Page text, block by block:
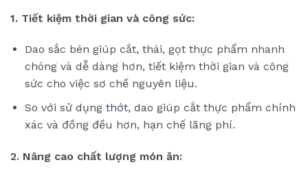
1. Tiết kiệm thời gian và công sức:
Dao sắc bén giúp cắt, thái, gọt thực phẩm nhanh
chóng và dễ dàng hơn, tiết kiệm thời gian và công
sức cho việc sơ chế nguyên liệu.
So với sử dụng thớt, dao giúp cắt thực phẩm chính
xác và đồng đều hơn, hạn chế lãng phí.
2. Nâng cao chất lượng món ăn: